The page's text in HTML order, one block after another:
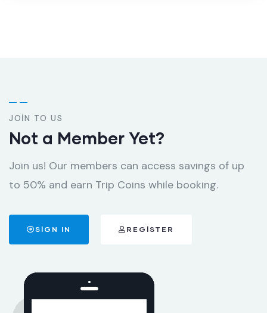
JOIN TO US
Not a Member Yet?
Join us! Our members can access savings of up
to 50% and earn Trip Coins while booking.
SIGN IN REGISTER